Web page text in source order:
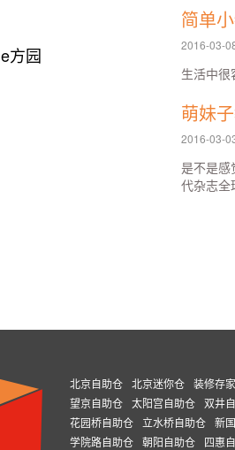
e方园
简单
2016-03-
生活中
萌妹
2016-03-
是不是感
代杂志全
北京自助仓 北京迷你仓 装修存
望京自助仓
太阳宫自助仓 双井
花园桥自助仓
立水桥自助仓
新
学院路自助仓
朝阳自助仓 四惠